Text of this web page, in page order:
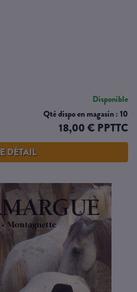
Disponible
Qté dispo en magasin : 10
18,00 € PPTTC
DÉTAIL